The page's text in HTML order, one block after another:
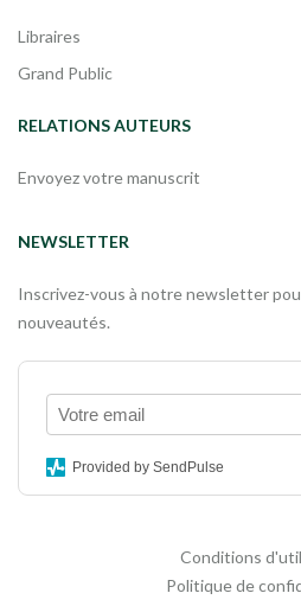
Libraires
Grand Public
RELATIONS AUTEURS
Envoyez votre manuscrit
NEWSLETTER
Inscrivez-vous à notre newsletter
nouveautés.
Provided by SendPulse
Conditions
Politique de